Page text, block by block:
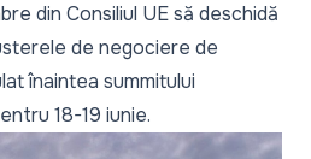
din Consiliul UE să deschidă
de negociere de
înaintea summitului
18-19 iunie.